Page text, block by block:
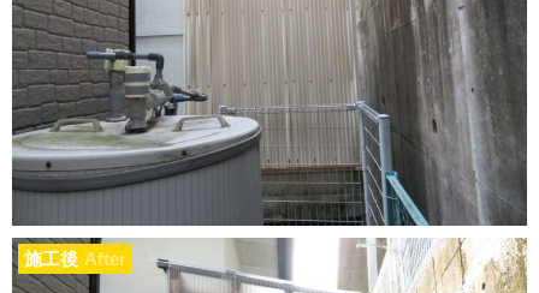
施工後 After